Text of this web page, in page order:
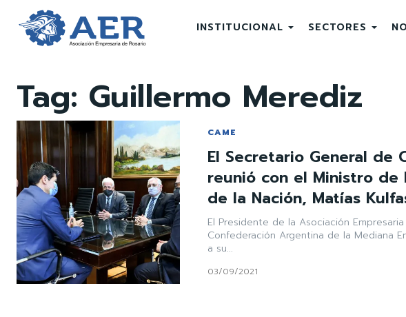
INSTITUCIONAL SECTORES
Tag: Guillermo Merediz
CAME
El Secretario General de
reunió con el Ministro de
de la Nación, Matías
El Presidente de la Asociación
Confederación Argentina de la Mediana
a su...
03/09/2021